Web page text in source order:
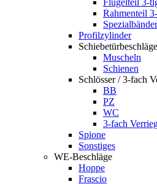
Flügelteil 3-
Rahmenteil
Spezialbänder
Profilzylinder
Schiebetürbeschläge
Muscheln
Schienen
Schlösser / 3-fach
BB
PZ
WC
3-fach
Spione
Sonstiges
WE-Beschläge
Hoppe
Frascio